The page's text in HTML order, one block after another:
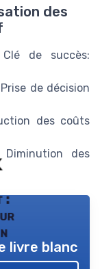
des
de succès:
de décision
des coûts
des
:
livre blanc